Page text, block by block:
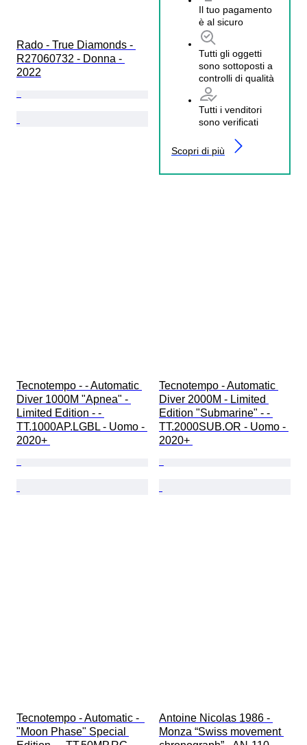
Il tuo pagamento
è al sicuro
Tutti gli oggetti
sono sottoposti a
controlli di qualità
Tutti i venditori
sono verificati
Scopri di più
Rado - True Diamonds -
R27060732 - Donna -
2022
Tecnotempo - - Automatic
Diver 1000M "Apnea" -
Limited Edition - -
TT.1000AP.LGBL - Uomo -
2020+
Tecnotempo - Automatic
Diver 2000M - Limited
Edition "Submarine" - -
TT.2000SUB.OR - Uomo -
2020+
Tecnotempo - Automatic -
"Moon Phase" Special
Antoine Nicolas 1986 -
Monza “Swiss movement